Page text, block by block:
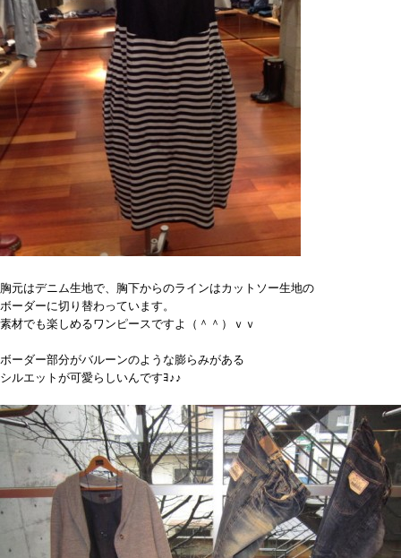
胸元はデニム生地で、胸下からのラインはカットソー生地の
ボーダーに切り替わっています。
素材でも楽しめるワンピースですよ（＾＾）ｖｖ
ボーダー部分がバルーンのような膨らみがある
シルエットが可愛らしいんですﾖ♪♪